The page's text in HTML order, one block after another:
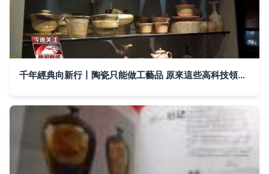
千年經典向新行丨陶瓷只能做工藝品 原來這些高科技領域都能用上它